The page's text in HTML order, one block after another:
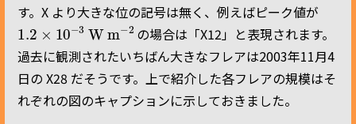
す。X より大きな位の記号は無く、例えばピーク値が
1.2 ×10−3
W m− 2
の場合は「X12」と表現されます。
過去に観測されたいちばん大きなフレアは2003年11月4
日の X28 だそうです。上で紹介した各フレアの規模はそ
れぞれの図のキャプションに示しておきました。